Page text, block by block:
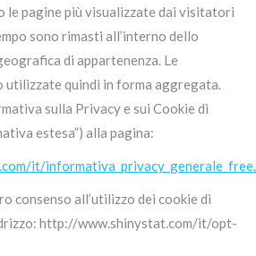
le pagine più visualizzate dai visitatori
sono rimasti all’interno dello
di appartenenza. Le
utilizzate quindi in forma aggregata.
sulla Privacy e sui Cookie di
estesa”) alla pagina:
it/
consenso all’utilizzo dei cookie di
http://www.shinystat.com/it/opt-